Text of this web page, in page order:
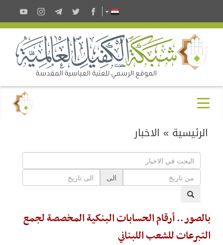
الرئيسية » الاخبار
الى
بالصور.. أرقام الحسابات البنكية المخصصة لجمع
التبرعات للشعب اللبناني